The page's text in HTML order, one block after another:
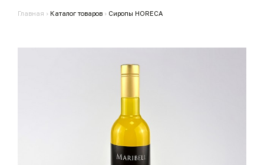
Главная › Каталог товаров › Сиропы HORECA